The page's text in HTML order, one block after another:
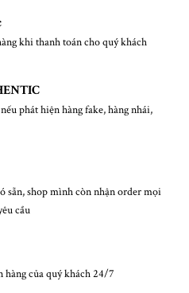
khi thanh toán cho quý khách
phát hiện hàng fake, hàng nhái,
sẵn, shop mình còn nhận order mọi
cầu
hàng của quý khách 24/7